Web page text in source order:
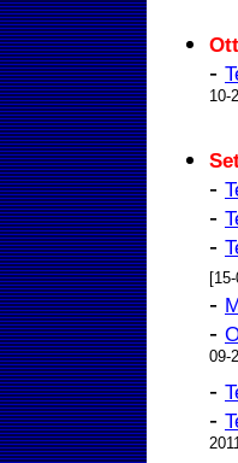
-
10-
-
-
-
-
-
09-
-
-